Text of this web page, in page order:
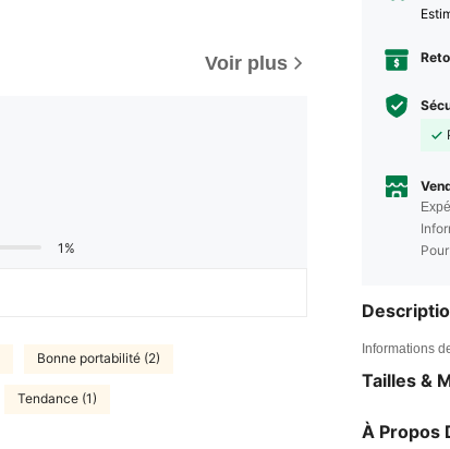
Voir plus
1%
Bonne portabilité (2)
Tendance (1)
Informations
Tailles &
À Propos